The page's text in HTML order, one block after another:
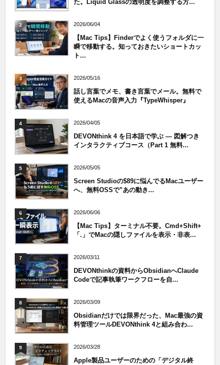
た。Liquid Glassの透明度を調整する方...
2 2026/06/04
【Mac Tips】Finderでよく使うフォルダに一
瞬で移動する。知っておきたいショートカッ
ト...
3 2026/05/16
話し言葉でメモ、書き言葉でメール。無料で
使えるMacの音声入力『TypeWhisper』
4 2026/04/05
DEVONthink 4 を日本語で学ぶ — 図解つき
インタラクティブコース（Part 1 無料...
5 2026/05/05
Screen Studioの$89に悩んでるMacユーザー
へ、無料OSSで”あの動き...
6 2026/06/06
【Mac Tips】ターミナル不要。Cmd+Shift+
「.」でMacの隠しファイルを表示・非表...
7 2026/03/11
DEVONthinkの資料からObsidianへClaude
Codeで記事執筆ワークフローを自...
8 2026/03/09
Obsidianだけでは限界だった、Mac最強の資
料管理ツールDEVONthink 4と組み合わ...
9 2026/03/28
Apple製品ユーザーのための「デジタル終